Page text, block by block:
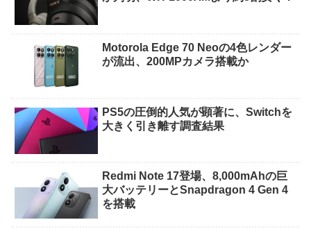
Motorola Edge 70 Neoの4色レンダー
が流出、200MPカメラ搭載か
PS5の圧倒的人気が顕著に、Switchを
大きく引き離す調査結果
Redmi Note 17登場、8,000mAhの巨
大バッテリーとSnapdragon 4 Gen 4
を搭載